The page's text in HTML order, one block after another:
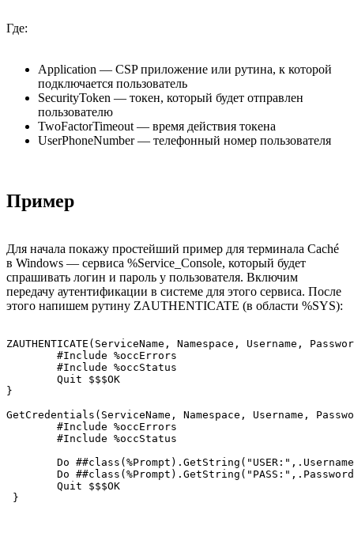
Где:
Application — CSP приложение или рутина, к которой
подключается пользователь
SecurityToken — токен, который будет отправлен
пользователю
TwoFactorTimeout — время действия токена
UserPhoneNumber — телефонный номер пользователя
Пример
Для начала покажу простейший пример для терминала Caché
в Windows — сервиса %Service_Console, который будет
спрашивать логин и пароль у пользователя. Включим
передачу аутентификации в системе для этого сервиса. После
этого напишем рутину ZAUTHENTICATE (в области %SYS):
ZAUTHENTICATE(ServiceName, Namespace, Username,
}
GetCredentials(ServiceName, Namespace, Username,
}